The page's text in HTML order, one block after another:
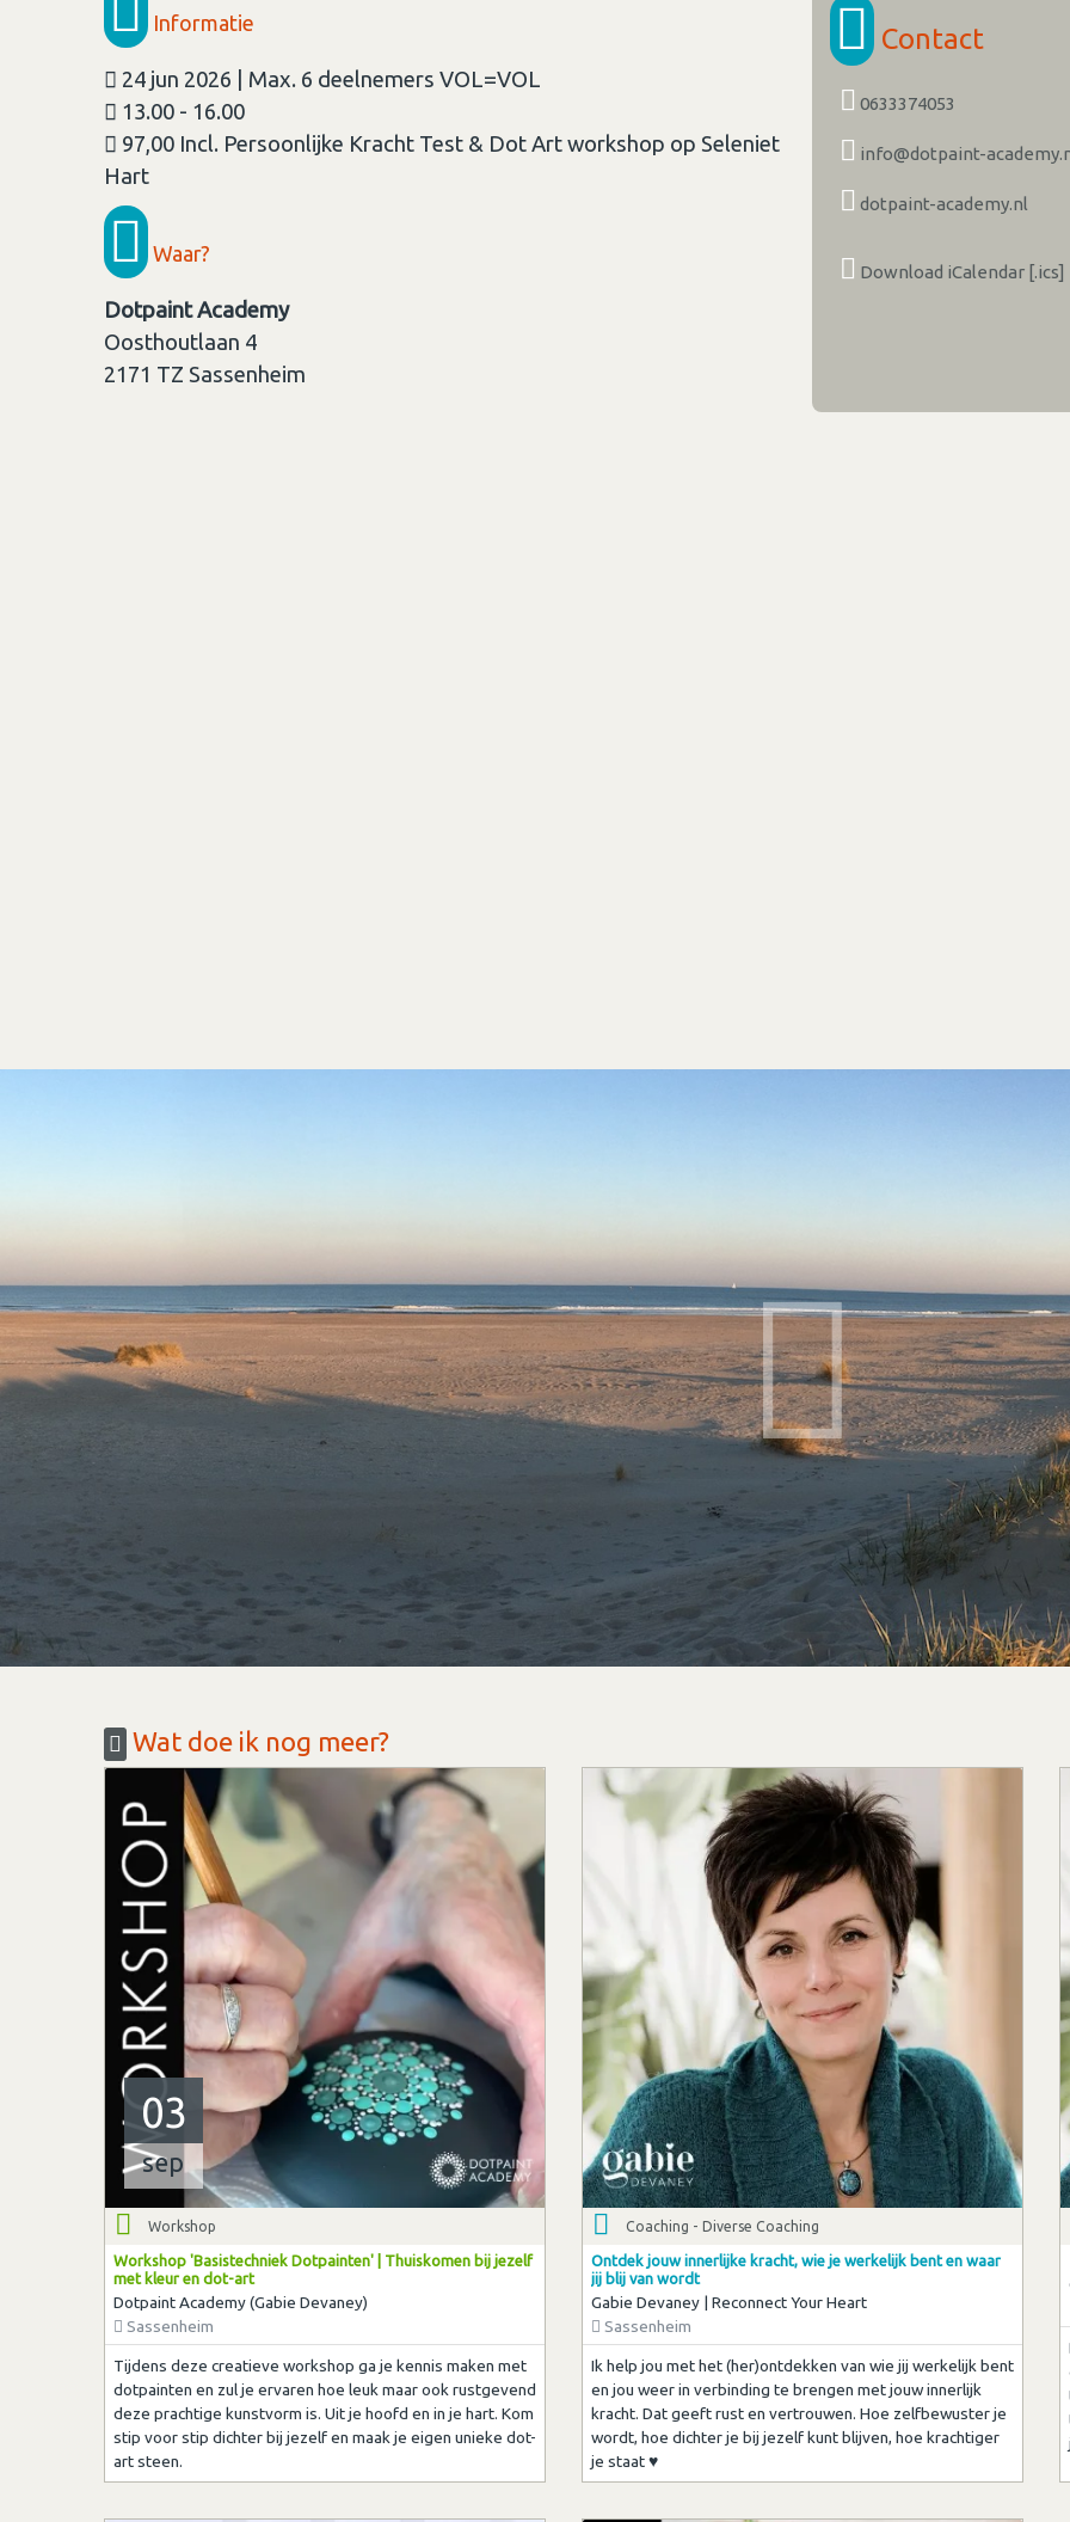
Informatie
24 jun 2026 | Max. 6 deelnemers VOL=VOL
13.00 - 16.00
97,00 Incl. Persoonlijke Kracht Test & Dot Art workshop op Seleniet
Hart
Waar?
Dotpaint Academy
Oosthoutlaan 4
2171 TZ Sassenheim
Contact
0633374053
info@dotpaint-
dotpaint-academy.nl
Download iCalendar [.ics]
Wat doe ik nog meer?
03
sep
Workshop
Workshop 'Basistechniek Dotpainten' | Thuiskomen bij jezelf
met kleur en dot-art
Dotpaint Academy (Gabie Devaney)
Sassenheim
Tijdens deze creatieve workshop ga je kennis maken met
dotpainten en zul je ervaren hoe leuk maar ook rustgevend
deze prachtige kunstvorm is. Uit je hoofd en in je hart. Kom
stip voor stip dichter bij jezelf en maak je eigen unieke dot-
art steen.
Coaching - Diverse Coaching
Ontdek jouw innerlijke kracht, wie je werkelijk bent en waar
jij blij van wordt
Gabie Devaney | Reconnect Your Heart
Sassenheim
Ik help jou met het (her)ontdekken van wie jij werkelijk bent
en jou weer in verbinding te brengen met jouw innerlijk
kracht. Dat geeft rust en vertrouwen. Hoe zelfbewuster je
wordt, hoe dichter je bij jezelf kunt blijven, hoe krachtiger
je staat ♥︎